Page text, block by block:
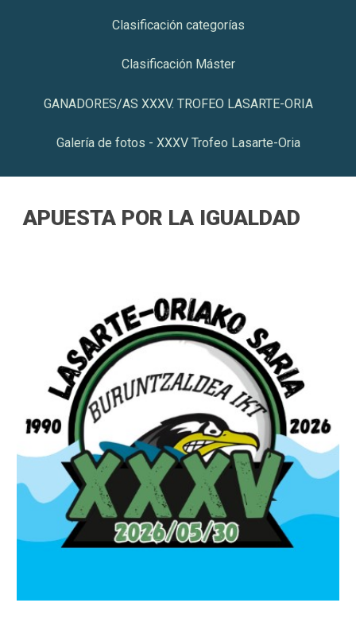
Clasificación categorías
Clasificación Máster
GANADORES/AS XXXV. TROFEO LASARTE-ORIA
Galería de fotos - XXXV Trofeo Lasarte-Oria
APUESTA POR LA IGUALDAD